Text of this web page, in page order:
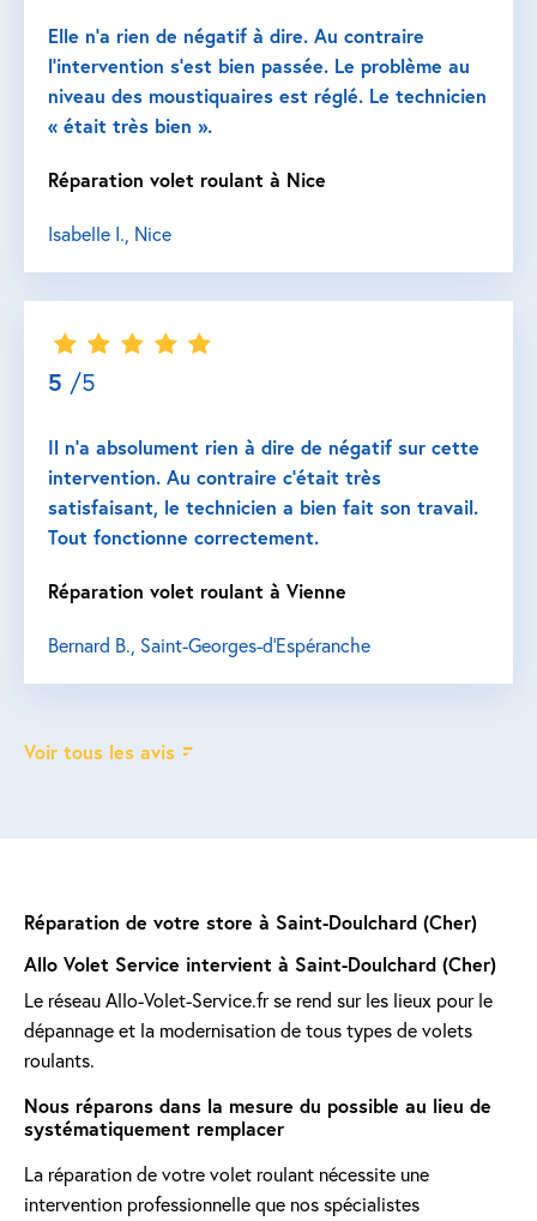
Réparation de votre store à Saint-Doulchard (Cher)
Allo Volet Service intervient à Saint-Doulchard (Cher)
Le réseau Allo-Volet-Service.fr se rend sur les lieux pour le
dépannage et la modernisation de tous types de volets
roulants.
Nous réparons dans la mesure du possible au lieu de
systématiquement remplacer
La réparation de votre volet roulant nécessite une
intervention professionnelle que nos spécialistes
Elle n’a rien de négatif à dire. Au contraire
l’intervention s’est bien passée. Le problème au
niveau des moustiquaires est réglé. Le technicien
« était très bien ».
Réparation volet roulant à Nice
Isabelle I., Nice
5 /5
Il n’a absolument rien à dire de négatif sur cette
intervention. Au contraire c’était très
satisfaisant, le technicien a bien fait son travail.
Tout fonctionne correctement.
Réparation volet roulant à Vienne
Bernard B., Saint-Georges-d'Espéranche
Voir tous les avis